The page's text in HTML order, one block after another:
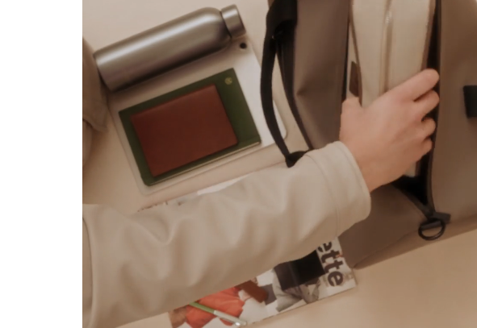
(*) Ausgenommen sind reduzierte
Nur gültig im aktuellen Lieferland (
Mehr über die Verarbeitung Ihrer Daten und über